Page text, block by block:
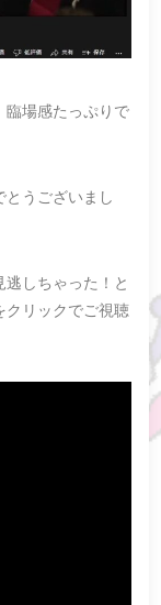
臨場感たっぷりで
うございまし
しちゃった！と
クリックでご視聴